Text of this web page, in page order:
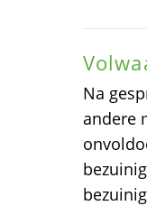
Na
andere